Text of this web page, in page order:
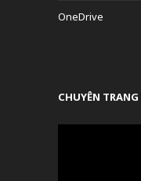
OneDrive
CHUYÊN